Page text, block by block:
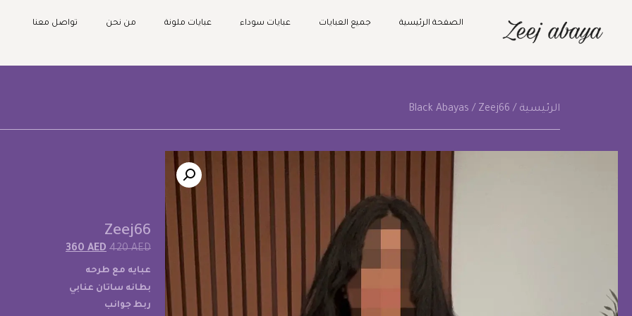
الصفحة الرئيسية جميع العبايات عبايات سوداء عبايات ملونة من نحن تواصل معنا
الرئيسية /
Black Abayas / Zeej66
Zeej66
420AED
360AED
عبايه مع طرحه
بطانه ساتان عنابي
ربط جوانب